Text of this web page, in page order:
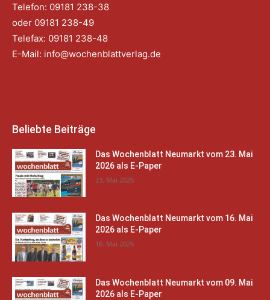
Telefon: 09181 238-38
oder 09181 238-49
Telefax: 09181 238-48
E-Mail: info@wochenblattverlag.de
Beliebte Beiträge
Das Wochenblatt Neumarkt vom 23. Mai
2026 als E-Paper
23. Mai 2026
Das Wochenblatt Neumarkt vom 16. Mai
2026 als E-Paper
16. Mai 2026
Das Wochenblatt Neumarkt vom 09. Mai
2026 als E-Paper